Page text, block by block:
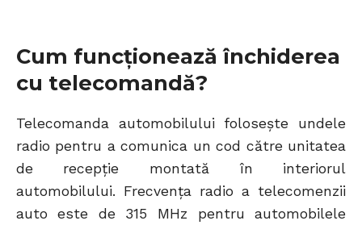
Cum funcționează închiderea
cu telecomandă?
Telecomanda automobilului folosește undele
radio pentru a comunica un cod către unitatea
de recepție montată în interiorul
automobilului. Frecvența radio a telecomenzii
auto este de 315 MHz pentru automobilele